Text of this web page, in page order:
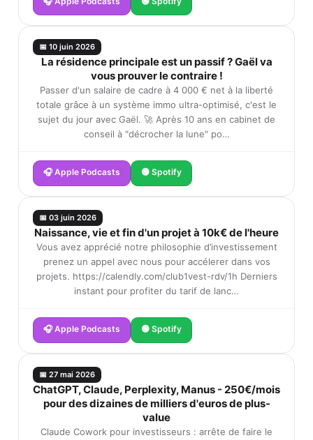
📅 10 juin 2026
La résidence principale est un passif ? Gaël va
vous prouver le contraire !
Passer d'un salaire de cadre à 4 000 € net à la liberté
totale grâce à un système immo ultra-optimisé, c'est le
sujet du jour avec Gaël. 🚀 Après 10 ans en cabinet de
conseil à "décrocher la lune" po…
🎧 Apple Podcasts 🟢 Spotify
📅 03 juin 2026
Naissance, vie et fin d'un projet à 10k€ de l'heure
Vous avez apprécié notre philosophie d’investissement
prenez un appel avec nous pour accélerer dans vos
projets. https://calendly.com/club1vest-rdv/1h Derniers
instant pour profiter du tarif de lanc…
🎧 Apple Podcasts 🟢 Spotify
📅 27 mai 2026
ChatGPT, Claude, Perplexity, Manus - 250€/mois
pour des dizaines de milliers d'euros de plus-
value
Claude Cowork pour investisseurs : arrête de faire le